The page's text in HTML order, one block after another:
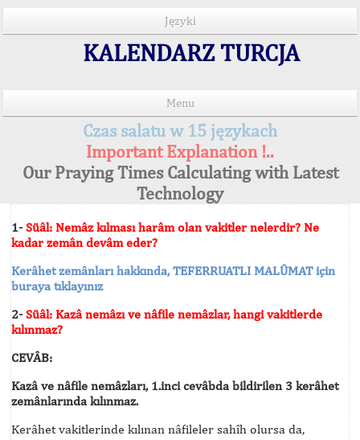
Języki
KALENDARZ TURCJA
Menu
Czas salatu w 15 językach
Important Explanation !..
Our Praying Times Calculating with Latest
Technology
1- Süâl: Nemâz kılması harâm olan vakitler nelerdir? Ne
kadar zemân devâm eder?
Kerâhet zemânları hakkında, TEFERRUATLI MALÛMAT için
buraya tıklayınız
2-Süâl: Kazâ nemâzı ve nâfile nemâzlar, hangi vakitlerde
kılınmaz?
CEVÂB:
Kazâ ve nâfile nemâzları, 1.inci cevâbda bildirilen 3 kerâhet
zemânlarında kılınmaz.
Kerâhet vakitlerinde kılınan nâfileler sahîh olursa da,